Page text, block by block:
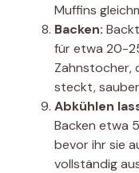
Muffins
Backen:
für etwa 20-
Zahnstocher,
steckt,
Abkühlen
Backen etwa
bevor ihr sie
vollständig